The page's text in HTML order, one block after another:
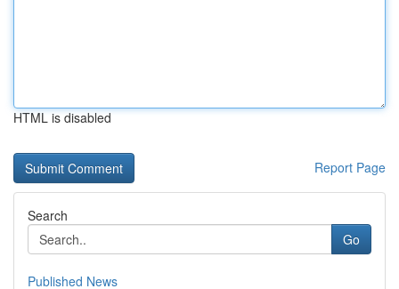
HTML is disabled
Report Page
Search
Go
Published News